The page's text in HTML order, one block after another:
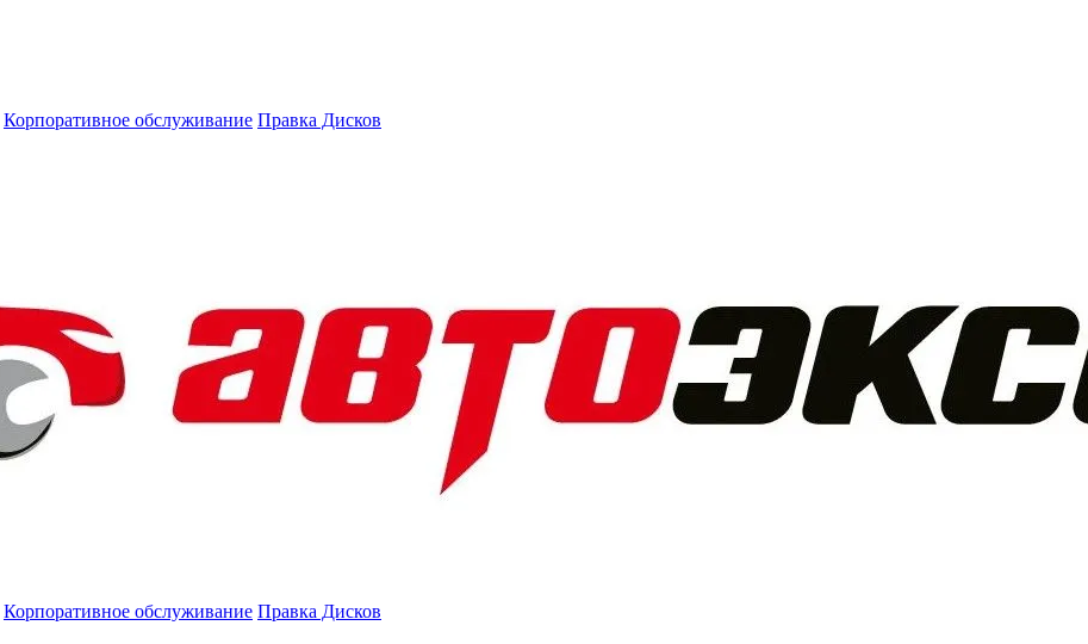
Корпоративное обслуживание Правка Дисков
Корпоративное обслуживание Правка Дисков